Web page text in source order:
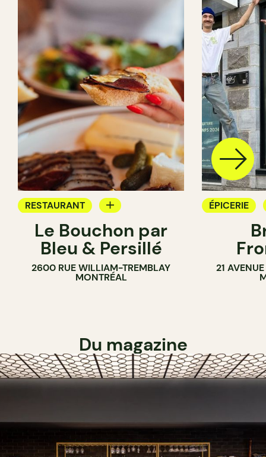
RESTAURANT
ÉPICERIE
COMPTOIR
SANDWICHERIE
Le Bouchon par
Bleu & Persillé
2600 RUE WILLIAM-TREMBLAY
MONTRÉAL
ÉPICERIE
21
Du magazine